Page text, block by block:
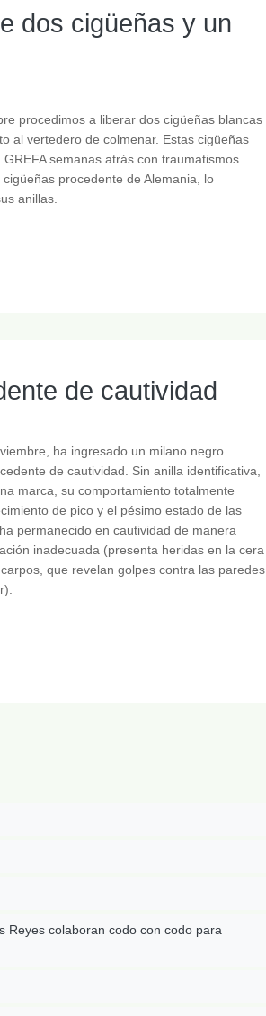
dos cigüeñas y un
procedimos a liberar dos cigüeñas blancas
al vertedero de colmenar. Estas cigüeñas
semanas atrás con traumatismos
procedente de Alemania, lo
anillas.
de cautividad
ha ingresado un milano negro
de cautividad. Sin anilla identificativa,
marca, su comportamiento totalmente
de pico y el pésimo estado de las
permanecido en cautividad de manera
inadecuada (presenta heridas en la cera
que revelan golpes contra las paredes
Reyes colaboran codo con codo para